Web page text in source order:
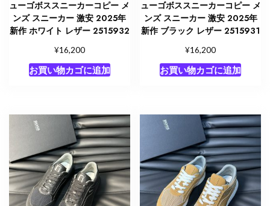
ューゴボススニーカーコピー メ
ンズ スニーカー 激安 2025年
新作 ホワイト レザー 2515932
¥16,200
お買い物カゴに追加
ューゴボススニーカーコピー メ
ンズ スニーカー 激安 2025年
新作 ブラック レザー 2515931
¥16,200
お買い物カゴに追加